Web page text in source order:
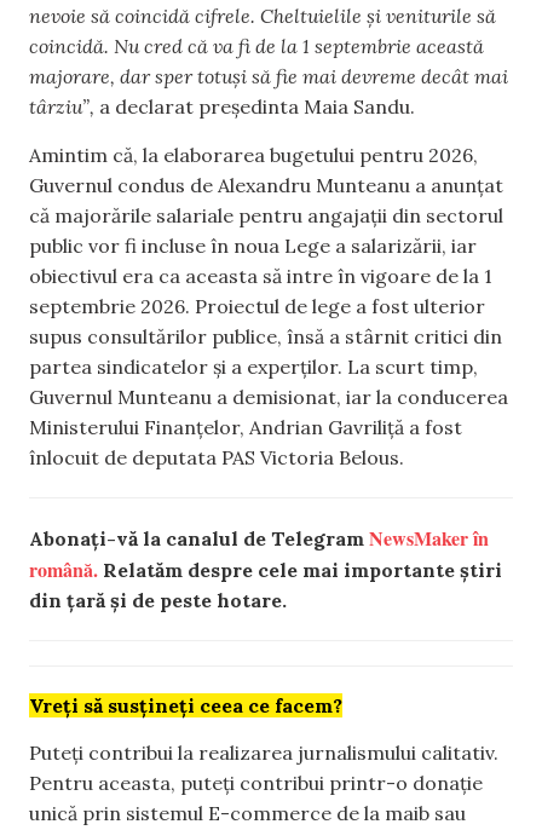
nevoie să coincidă cifrele. Cheltuielile și veniturile să
coincidă. Nu cred că va fi de la 1 septembrie această
majorare, dar sper totuși să fie mai devreme decât mai
târziu”, a declarat președinta Maia Sandu.
Amintim că, la elaborarea bugetului pentru 2026,
Guvernul condus de Alexandru Munteanu a anunțat
că majorările salariale pentru angajații din sectorul
public vor fi incluse în noua Lege a salarizării, iar
obiectivul era ca aceasta să intre în vigoare de la 1
septembrie 2026. Proiectul de lege a fost ulterior
supus consultărilor publice, însă a stârnit critici din
partea sindicatelor și a experților. La scurt timp,
Guvernul Munteanu a demisionat, iar la conducerea
Ministerului Finanțelor, Andrian Gavriliță a fost
înlocuit de deputata PAS Victoria Belous.
Abonați-vă la canalul de Telegram NewsMaker în
română. Relatăm despre cele mai importante știri
din țară și de peste hotare.
Vreți să susțineți ceea ce facem?
Puteți contribui la realizarea jurnalismului calitativ.
Pentru aceasta, puteți contribui printr-o donație
unică prin sistemul E-commerce de la maib sau